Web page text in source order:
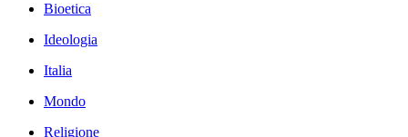
Bioetica
Ideologia
Italia
Mondo
Religione